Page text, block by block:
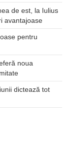
de est, la Iulius
avantajoase
pentru
noua
dictează tot